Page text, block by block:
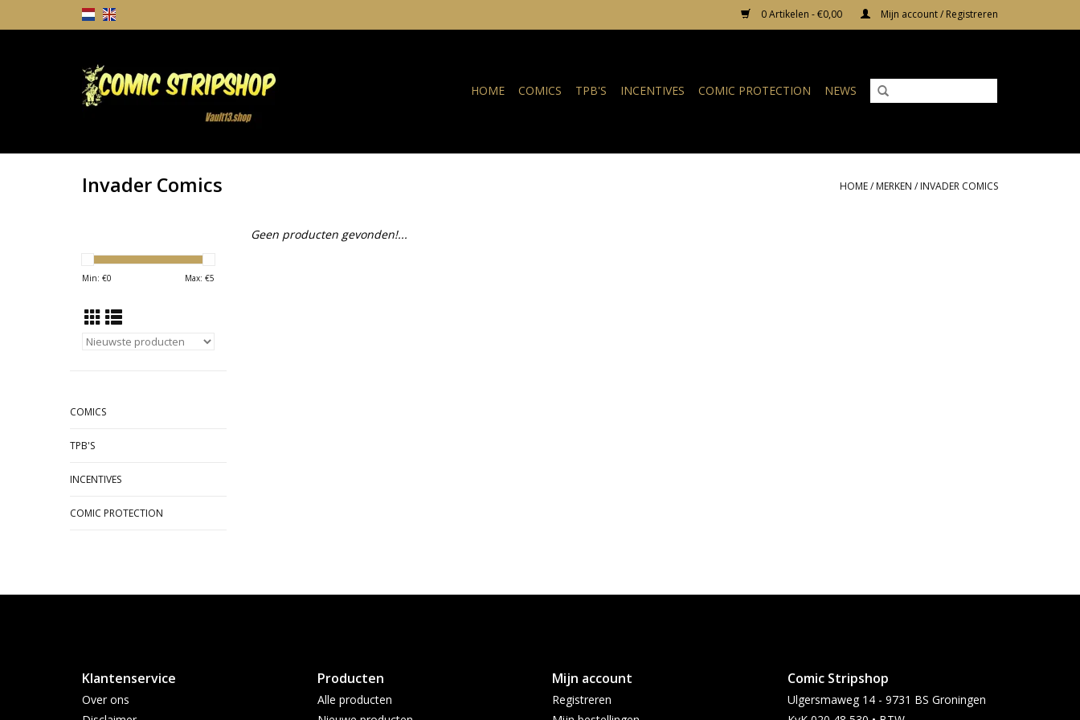
0 Artikelen - €0,00 Mijn account / Registreren
HOME COMICS TPB'S INCENTIVES COMIC PROTECTION NEWS
Invader Comics HOME/ MERKEN / INVADER COMICS
Min: €0 Max: €5
COMICS
TPB'S
INCENTIVES
COMIC PROTECTION
Geen producten gevonden!...
Klantenservice
Over ons
Producten
Alle producten
Mijn account
Registreren
Comic Stripshop
Ulgersmaweg 14 - 9731 BS Groningen